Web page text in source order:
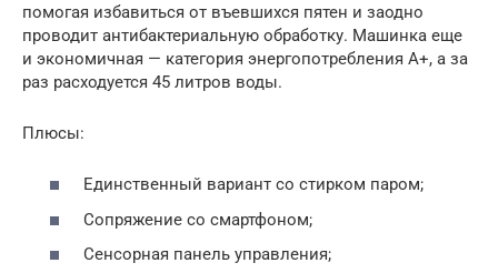
помогая избавиться от въевшихся пятен и заодно
проводит антибактериальную обработку. Машинка еще
и экономичная — категория энергопотребления А+, а за
раз расходуется 45 литров воды.
Плюсы:
Единственный вариант со стирком паром;
Сопряжение со смартфоном;
Сенсорная панель управления;